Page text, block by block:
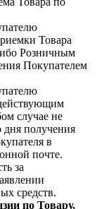
Товара
Розничным
Покупателем
случае не
дня получения
в
почте.
за
средств.
по Товару,